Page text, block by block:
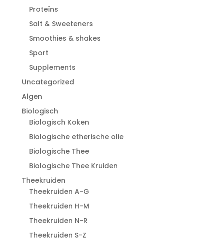
Proteïns
Salt & Sweeteners
Smoothies & shakes
Sport
Supplements
Uncategorized
Algen
Biologisch
Biologisch Koken
Biologische etherische olie
Biologische Thee
Biologische Thee Kruiden
Theekruiden
Theekruiden A-G
Theekruiden H-M
Theekruiden N-R
Theekruiden S-Z